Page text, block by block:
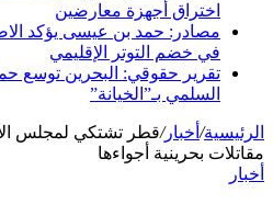
اختراق أجهزة معارضين
مصادر: حمد بن عيسى يؤكد
في خضم التوتر الإقليمي
تقرير حقوقي: البحرين توسع
السلمي بـ”الخيانة”
الرئيسية/ أخبار/قطر تشتكي لمجلس
مقاتلات بحرينية أجواءها
أخبار